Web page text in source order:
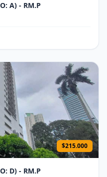
A) - RM.P
$215.000
D) - RM.P